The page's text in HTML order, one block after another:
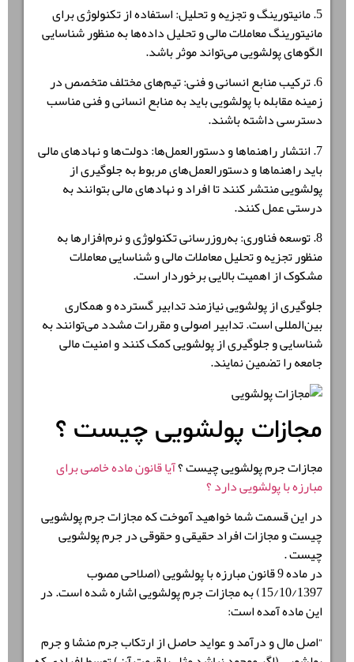
5. مانیتورینگ و تجزیه و تحلیل: استفاده از تکنولوژی برای
مانیتورینگ معاملات مالی و تحلیل داده‌ها به منظور شناسایی
الگوهای پولشویی می‌تواند موثر باشد.
6. ترکیب منابع انسانی و فنی: تیم‌های مختلف متخصص در
زمینه مقابله با پولشویی باید به منابع انسانی و فنی مناسب
دسترسی داشته باشند.
7. انتشار راهنماها و دستورالعمل‌ها: دولت‌ها و نهادهای مالی
باید راهنماها و دستورالعمل‌های مربوط به جلوگیری از
پولشویی منتشر کنند تا افراد و نهادهای مالی بتوانند به
درستی عمل کنند.
8. توسعه فناوری: به‌روزرسانی تکنولوژی و نرم‌افزارها به
منظور تجزیه و تحلیل معاملات مالی و شناسایی معاملات
مشکوک از اهمیت بالایی برخوردار است.
جلوگیری از پولشویی نیازمند تدابیر گسترده و همکاری
بین‌المللی است. تدابیر اصولی و مقررات مشدد می‌توانند به
شناسایی و جلوگیری از پولشویی کمک کنند و امنیت مالی
جامعه را تضمین نمایند.
مجازات پولشویی چیست ؟
مجازات جرم پولشویی چیست ؟آیا قانون ماده خاصی برای
مبارزه با پولشویی دارد ؟
در این قسمت شما خواهید آموخت که مجازات جرم پولشویی
چیست و مجازات افراد حقیقی و حقوقی در جرم پولشویی
چیست .
در ماده 9 قانون مبارزه با پولشویی (اصلاحی مصوب
15/10/1397) به مجازات جرم پولشویی اشاره شده است. در
این ماده آمده است:
“اصل مال و درآمد و عواید حاصل از ارتکاب جرم منشا و جرم